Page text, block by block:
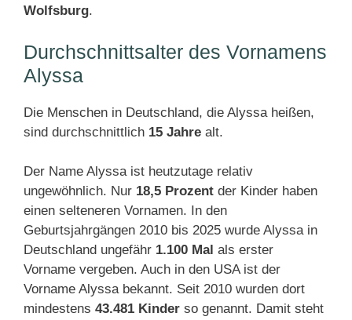
Wolfsburg.
Durchschnittsalter des Vornamens
Alyssa
Die Menschen in Deutschland, die Alyssa heißen,
sind durchschnittlich 15 Jahre alt.
Der Name Alyssa ist heutzutage relativ
ungewöhnlich. Nur 18,5 Prozent der Kinder haben
einen selteneren Vornamen. In den
Geburtsjahrgängen 2010 bis 2025 wurde Alyssa in
Deutschland ungefähr 1.100 Mal als erster
Vorname vergeben. Auch in den USA ist der
Vorname Alyssa bekannt. Seit 2010 wurden dort
mindestens 43.481 Kinder so genannt. Damit steht